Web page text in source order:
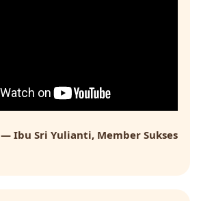
— Ibu Sri Yulianti, Member Sukses